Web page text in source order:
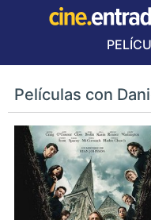
Películas con